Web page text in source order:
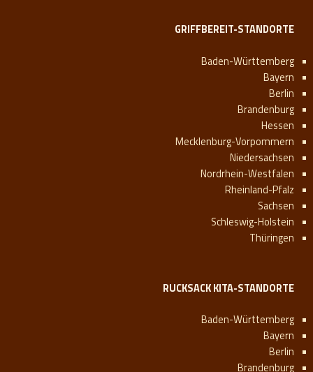
GRIFFBEREIT-STANDORTE
Baden-Württemberg
Bayern
Berlin
Brandenburg
Hessen
Mecklenburg-Vorpommern
Niedersachsen
Nordrhein-Westfalen
Rheinland-Pfalz
Sachsen
Schleswig-Holstein
Thüringen
RUCKSACK KITA-STANDORTE
Baden-Württemberg
Bayern
Berlin
Brandenburg